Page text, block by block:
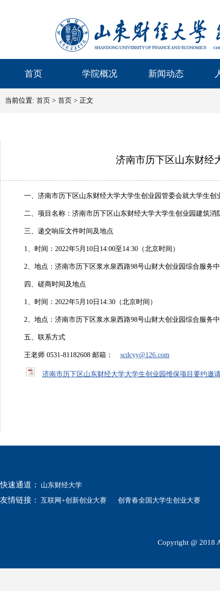
首页 学院概况 新闻动态
当前位置: 首页 > 首页 > 正文
济南市历下区山东财经
一、济南市历下区山东财经大学大学生创业园管委会就大学生
二、项目名称：济南市历下区山东财经大学大学生创业园建筑消
三、递交响应文件时间及地点
1、时间：2022年5月10日14:00至14:30（北京时间）
2、地点：济南市历下区浆水泉西路98号山财大创业园综合服务
四、磋商时间及地点
1、时间：2022年5月10日14:30（北京时间）
2、地点：济南市历下区浆水泉西路98号山财大创业园综合服务
五、联系方式
王老师 0531-81182608 邮箱： scdcyy@126.com
济南市历下区山东财经大学大学生创业园维保项目要约邀
快速通道： 山东财经大学
友情链接： 互联网+创新创业大赛 创青春全国大学生创业大赛
Copyright @ 2018